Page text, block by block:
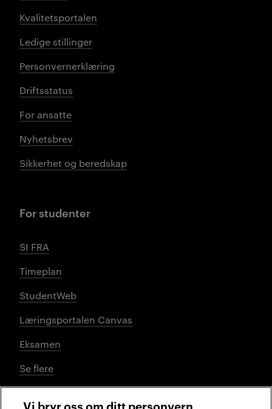
Kvalitetsportalen
Ledige stillinger
Personvernerklæring
Driftsstatus
For ansatte
Nyhetsbrev
Sikkerhet og beredskap
For studenter
SI FRA
Timeplan
StudentWeb
Læringsportalen Canvas
Eksamen
Se flere
Vi bryr oss om ditt personvern